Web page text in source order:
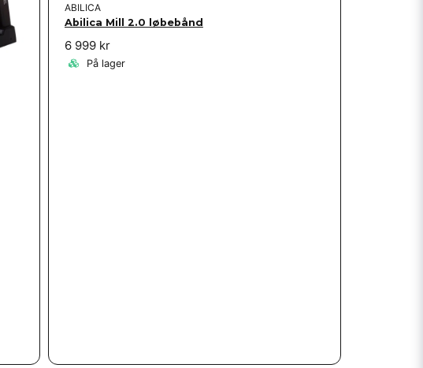
ABILICA
Abilica Mill 2.0 løbebånd
6 999 kr
På lager